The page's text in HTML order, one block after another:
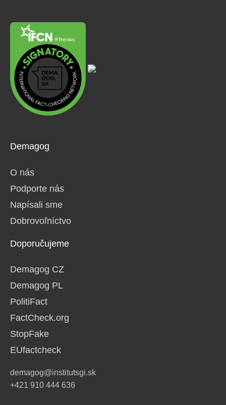
Demagog
O nás
Podporte nás
Napísali sme
Dobrovoľníctvo
Doporučujeme
Demagog CZ
Demagog PL
PolitiFact
FactCheck.org
StopFake
EUfactcheck
demagog@institutsgi.sk
+421 910 444 636